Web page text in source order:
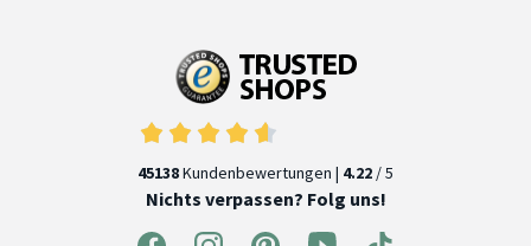
45138Kundenbewertungen | 4.22 / 5
Nichts verpassen? Folg uns!